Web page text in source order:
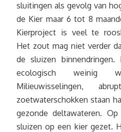
sluitingen als gevolg van
de Kier maar 6 tot 8
Kierproject is veel te
Het zout mag niet verder
de sluizen
ecologisch weinig
Milieuwisselingen,
zoetwaterschokken staan
gezonde deltawateren.
sluizen op een kier gezet.